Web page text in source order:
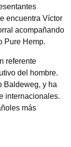
encuentra Víctor
acompañando
Pure Hemp.
referente
del hombre.
Baldeweg, y ha
internacionales.
más